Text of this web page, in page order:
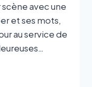
avec une
et ses mots,
au service de